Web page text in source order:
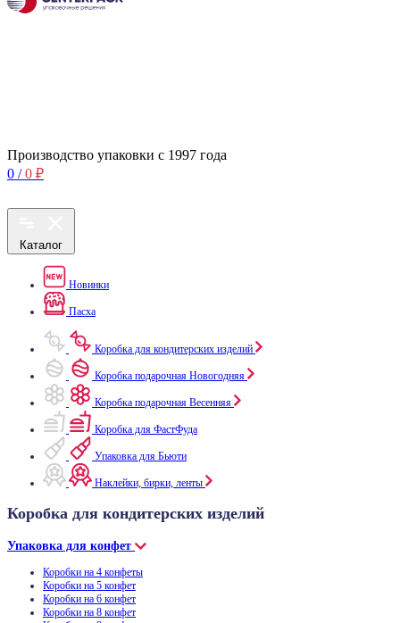
Производство упаковки с 1997 года
0 / 0 ₽
Каталог
Новинки
Пасха
Коробка для кондитерских изделий
Коробка подарочная Новогодняя
Коробка подарочная Весенняя
Коробка для ФастФуда
Упаковка для Бьюти
Наклейки, бирки, ленты
Коробка для кондитерских изделий
Упаковка для конфет
Коробки на 4 конфеты
Коробки на 5 конфет
Коробки на 6 конфет
Коробки на 8 конфет